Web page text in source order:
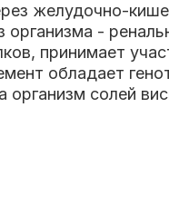
желудочно-
-
принимает
обладает
солей